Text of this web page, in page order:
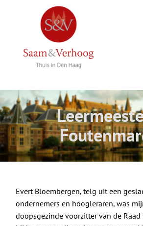
Expertise
Wie we zijn
Academie
De Politieke
Evert Bloembergen, telg uit een
ondernemers en hoogleraren, was
doopsgezinde voorzitter van de Raad